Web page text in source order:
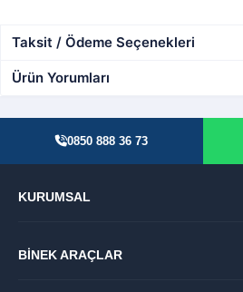
Taksit / Ödeme Seçenekleri
Ürün Yorumları
0850 888 36 73
KURUMSAL
BİNEK ARAÇLAR